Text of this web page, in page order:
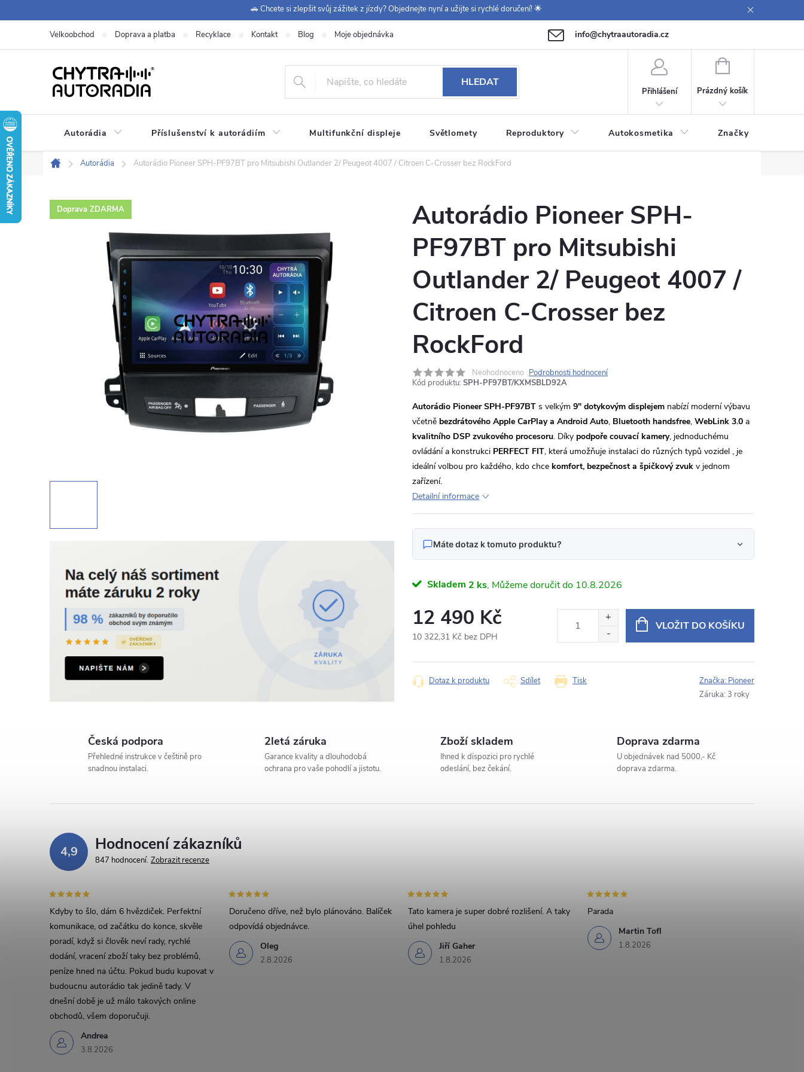
na
🚗 Chcete si zlepšit svůj zážitek z jízdy? Objednejte nyní a užijte si rychlé doručení! 🌟
+420 771 149 411 (Po-Pá 09:00-12:00, 12:30-14:00)
info@chytraautoradia.cz
Velkoobchod Doprava a platba Recyklace Kontakt Blog Moje objednávka
HLEDAT
Přihlášení
NÁKUPNÍ
Prázdný košík
Autorádia Příslušenství k autorádiím Multifunkční displeje Světlomety Reproduktory Autokosmetika Značky
Domů
Autorádia Autorádio Pioneer SPH-PF97BT pro Mitsubishi Outlander 2/ Peugeot 4007 / Citroen C-Crosser bez RockFord
Doprava ZDARMA
Autorádio Pioneer SPH-
PF97BT pro Mitsubishi
Outlander 2/ Peugeot 4007 /
Citroen C-Crosser bez
RockFord
Neohodnoceno Podrobnosti hodnocení
Kód produktu: SPH-PF97BT/KXMSBLD92A
Autorádio Pioneer SPH-PF97BT s velkým 9" dotykovým displejem nabízí moderní výbavu
včetně bezdrátového Apple CarPlay a Android Auto, Bluetooth handsfree, WebLink 3.0 a
kvalitního DSP zvukového procesoru. Díky podpoře couvací kamery, jednoduchému
ovládání a konstrukci PERFECT FIT, která umožňuje instalaci do různých typů vozidel , je
ideální volbou pro každého, kdo chce komfort, bezpečnost a špičkový zvuk v jednom
zařízení.
Detailní informace
Máte dotaz k tomuto produktu?
Napište nám svůj dotaz
Produkt:
Autorádio Pioneer SPH-PF97BT pro Mitsubishi Outlander 2/ Peugeot 4007 /
Citroen C-Crosser bez RockFord
Váš dotaz
Skladem 2 ks 10.8.2026
12 490 Kč
10 322,31 Kč bez DPH
cena:
VLOŽIT DO KOŠÍKU
Tisk
Dotaz k produktu Sdílet Značka: Pioneer
Záruka: 3 roky
Česká podpora
Přehledné instrukce v češtině pro
snadnou instalaci.
2letá záruka
Garance kvality a dlouhodobá
ochrana pro vaše pohodlí a jistotu.
Zboží skladem
Ihned k dispozici pro rychlé
odeslání, bez čekání.
Doprava zdarma
U objednávek nad 5000,- Kč
doprava zdarma.
4,9 Hodnocení zákazníků
847 hodnocení Zobrazit recenze
Andrea
3.8.2026
Kdyby to šlo, dám 6 hvězdiček. Perfektní
komunikace, od začátku do konce, skvěle
poradí, když si člověk neví rady, rychlé
dodání, vracení zboží taky bez problémů,
peníze hned na účtu. Pokud budu kupovat v
budoucnu autorádio tak jedině tady. V
dnešní době je už málo takových online
obchodů, všem doporučuji.
Oleg
2.8.2026
Doručeno dříve, než bylo plánováno. Balíček
odpovídá objednávce.
Jiří Gaher
1.8.2026
Tato kamera je super dobré rozlišení. A taky
úhel pohledu
Martin Tofl
1.8.2026
Parada